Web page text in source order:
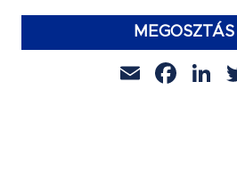
MEGOSZTÁS
Email